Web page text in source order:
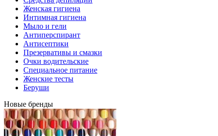
Женская гигиена
Интимная гигиена
Мыло и гели
Антиперспирант
Антисептики
Презервативы и смазки
Очки водительские
Специальное питание
Женские тесты
Беруши
Новые бренды